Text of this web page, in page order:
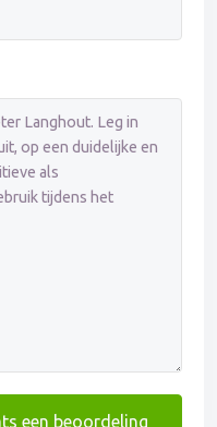
een beoordeling